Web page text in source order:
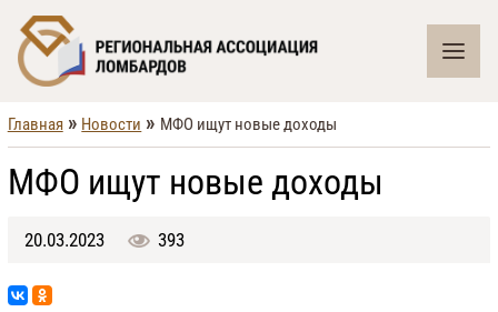
Главная » Новости » МФО ищут новые доходы
МФО ищут новые доходы
20.03.2023 393